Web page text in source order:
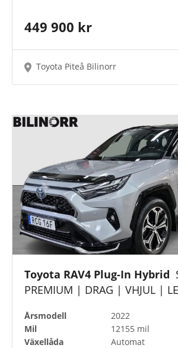
449 900 kr
Toyota Piteå Bilinorr
Toyota RAV4 Plug-In Hybrid
PREMIUM | DRAG | VHJUL |
Årsmodell
2022
Mil
12155 mil
Växellåda
Automat